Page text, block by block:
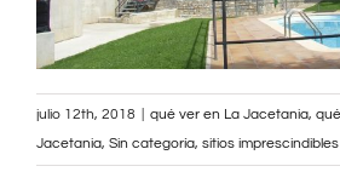
julio 12th, 2018 qué ver en La Jacetania,
Jacetania, Sin categoría, sitios